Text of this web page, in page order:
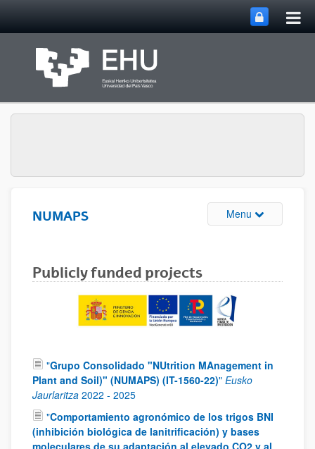
NUMAPS Menu Toggle site
Publicly funded projects
"Grupo Consolidado "NUtrition MAnagement in
Plant and Soil)" (NUMAPS) (IT-1560-22)" Eusko
Jaurlaritza 2022 - 2025
"Comportamiento agronómico de los trigos BNI
(inhibición biológica de lanitrificación) y bases